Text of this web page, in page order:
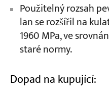
Použitelný rozsah
lan se rozšířil na
1960 MPa, ve
staré normy.
Dopad na kupující: